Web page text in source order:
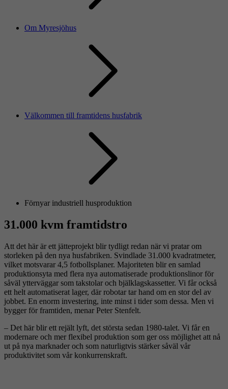
Om Myresjöhus
Välkommen till framtidens husfabrik
Förnyar industriell husproduktion
31.000 kvm framtidstro
Att det här är ett jätteprojekt blir tydligt redan när vi pratar om
storleken på den nya husfabriken. Svindlade 31.000 kvadratmeter,
vilket motsvarar 4,5 fotbollsplaner. Majoriteten blir en samlad
produktionsyta med flera nya automatiserade produktionslinor för
såväl ytterväggar som takstolar och bjälklagskassetter. Vi får också
ett helt automatiserat lager, där robotar tar hand om en stor del av
jobbet. En enorm investering, inte minst i tider som dessa. Men vi
bygger för framtiden, menar Peter Stenfelt.
– Det här blir ett rejält lyft, det största sedan 1980-talet. Vi får en
modernare och mer flexibel produktion som ger oss möjlighet att nå
ut på nya marknader och som naturligtvis stärker såväl vår
produktivitet som vår konkurrenskraft.